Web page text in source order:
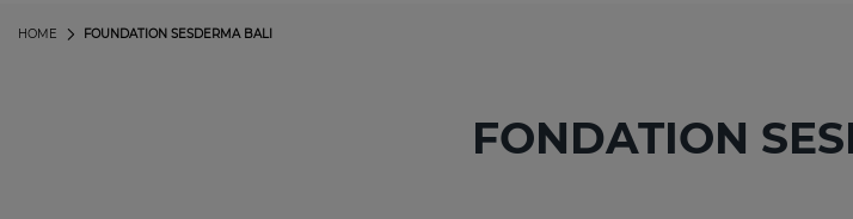
FOUNDATION SESDERMA BALI
HOME
FONDATION